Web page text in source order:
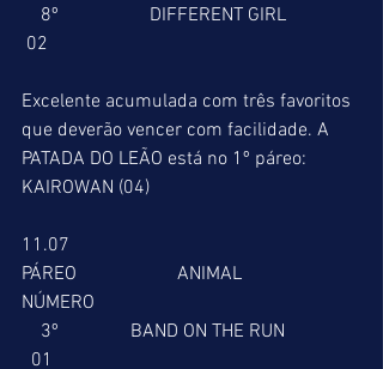
02
Excelente acumulada com três favoritos
que deverão vencer com facilidade. A
PATADA DO LEÃO está no 1º páreo:
KAIROWAN (04)
11.07
PÁREO                     ANIMAL
NÚMERO
  01